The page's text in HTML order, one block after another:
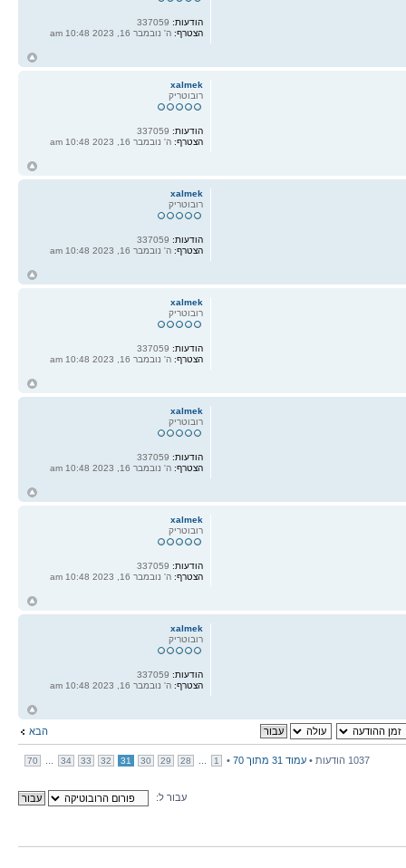
הודעות:
הצטרף: ה' נובמבר 16, 2023 10:48 am
xalmek
רובוטריק
הודעות:337059
הצטרף:ה' נובמבר 16, 2023 10:48 am
xalmek
רובוטריק
הודעות:
הצטרף: ה' נובמבר 16, 2023 10:48 am
xalmek
רובוטריק
הודעות:337059
הצטרף:ה' נובמבר 16, 2023 10:48 am
xalmek
רובוטריק
הודעות:
הצטרף: ה' נובמבר 16, 2023 10:48 am
xalmek
רובוטריק
הודעות:337059
הצטרף:ה' נובמבר 16, 2023 10:48 am
xalmek
רובוטריק
הודעות:
הצטרף: ה' נובמבר 16, 2023 10:48 am
הבא
1037 הודעות • עמוד 31 מתוך 70
•
1
28
29
30
31
32
33
34
70
עבור ל: